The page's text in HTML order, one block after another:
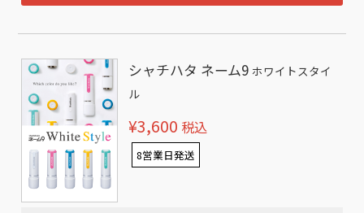
シャチハタ ネーム9 ホワイトスタイ
ル
¥3,600 税込
8営業日発送